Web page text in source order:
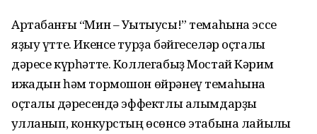
Артабанғы “Мин – Уҡытыусы!” темаһына эссе
яҙыу үтте. Икенсе турҙа бәйгеселәр оҫталыҡ
дәресе күрһәтте. Коллегабыҙ Мостай Кәрим
ижадын һәм тормошон өйрәнеү темаһына
оҫталыҡ дәресендә эффектлы алымдарҙы
ҡулланып, конкурстың өсөнсө этабына лайыҡлы